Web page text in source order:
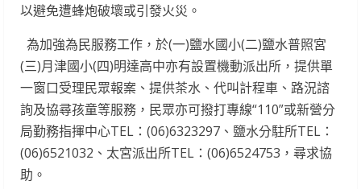
以避免遭蜂炮破壞或引發火災。
為加強為民服務工作，於(一)鹽水國小(二)鹽水普照宮
(三)月津國小(四)明達高中亦有設置機動派出所，提供單
一窗口受理民眾報案、提供茶水、代叫計程車、路況諮
詢及協尋孩童等服務，民眾亦可撥打專線“110”或新營分
局勤務指揮中心TEL：(06)6323297、鹽水分駐所TEL：
(06)6521032、太宮派出所TEL：(06)6524753，尋求協
助。